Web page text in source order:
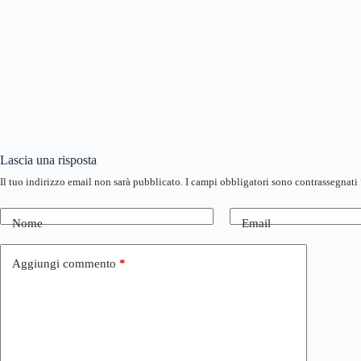
Lascia una risposta
Il tuo indirizzo email non sarà pubblicato. I campi obbligatori sono contrassegnati
Nome Email
Aggiungi commento *